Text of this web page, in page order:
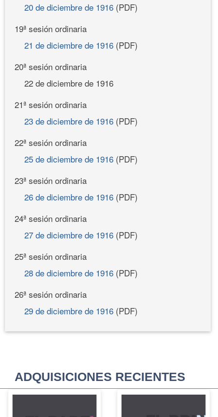
20 de diciembre de 1916 (PDF)
19ª sesión ordinaria
21 de diciembre de 1916 (PDF)
20ª sesión ordinaria
22 de diciembre de 1916
21ª sesión ordinaria
23 de diciembre de 1916 (PDF)
22ª sesión ordinaria
25 de diciembre de 1916 (PDF)
23ª sesión ordinaria
26 de diciembre de 1916 (PDF)
24ª sesión ordinaria
27 de diciembre de 1916 (PDF)
25ª sesión ordinaria
28 de diciembre de 1916 (PDF)
26ª sesión ordinaria
29 de diciembre de 1916 (PDF)
ADQUISICIONES RECIENTES